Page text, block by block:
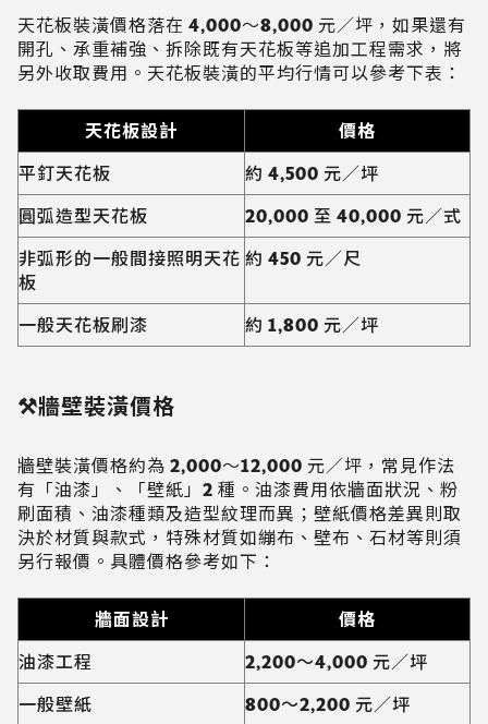
天花板裝潢價格落在 4,000～8,000 元／坪，如果還有
開孔、承重補強、拆除既有天花板等追加工程需求，將
另外收取費用。天花板裝潢的平均行情可以參考下表：
天花板設計
價格
平釘天花板
約 4,500 元／坪
圓弧造型天花板
20,000 至 40,000 元／式
非弧形的一般間接照明天花
板
約 450 元／尺
一般天花板刷漆 約 1,800 元／坪
⚒️牆壁裝潢價格
牆壁裝潢價格約為 2,000～12,000 元／坪，常見作法
有「油漆」、「壁紙」2 種。油漆費用依牆面狀況、粉
刷面積、油漆種類及造型紋理而異；壁紙價格差異則取
決於材質與款式，特殊材質如繃布、壁布、石材等則須
另行報價。具體價格參考如下：
牆面設計
價格
油漆工程
2,200～4,000 元／坪
一般壁紙
800～2,200 元／坪